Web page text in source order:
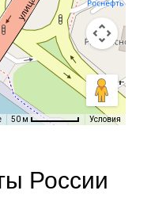
50 м Условия
России